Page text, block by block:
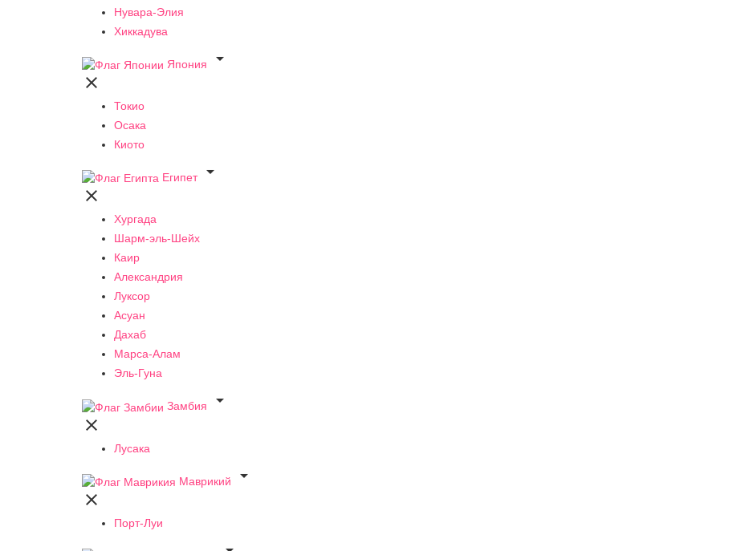
Нувара-Элия
Хиккадува
Япония


Токио
Осака
Киото
Египет


Хургада
Шарм-эль-Шейх
Каир
Александрия
Луксор
Асуан
Дахаб
Марса-Алам
Эль-Гуна
Замбия


Лусака
Маврикий


Порт-Луи